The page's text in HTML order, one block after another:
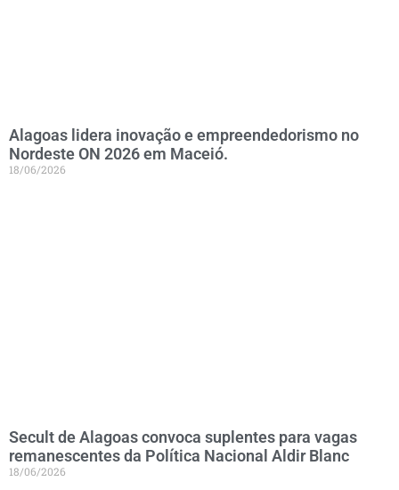
Alagoas lidera inovação e empreendedorismo no
Nordeste ON 2026 em Maceió.
18/06/2026
Secult de Alagoas convoca suplentes para vagas
remanescentes da Política Nacional Aldir Blanc
18/06/2026